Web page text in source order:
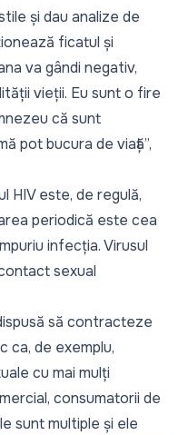
și dau analize de
ficatul și
va gândi negativ,
vieții. Eu sunt o fire
că sunt
pot bucura de viață”,
HIV este, de regulă,
periodică este cea
infecția. Virusul
sexual
să contracteze
ca, de exemplu,
cu mai mulți
consumatorii de
sunt multiple și ele